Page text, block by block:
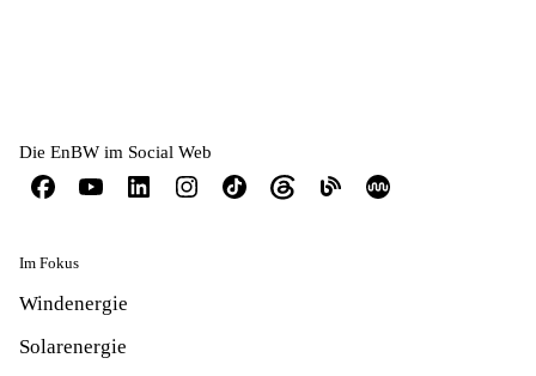
Die EnBW im Social Web
Im Fokus
Windenergie
Solarenergie